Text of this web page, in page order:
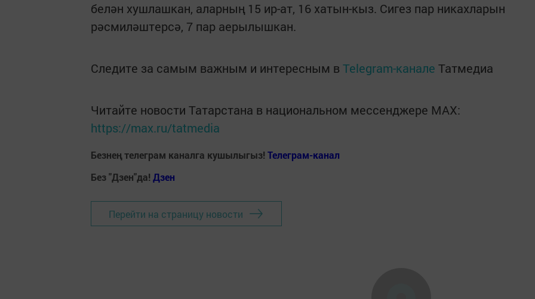
белән хушлашкан, аларның 15 ир-ат, 16 хатын-кыз. Сигез пар никахларын
рәсмиләштерсә, 7 пар аерылышкан.
Следите за самым важным и интересным в Telegram-канале Татмедиа
Читайте новости Татарстана в национальном мессенджере MАХ:
https://max.ru/tatmedia
Безнең телеграм каналга кушылыгыз! Телеграм-канал
Без "Дзен"да! Дзен
Перейти на страницу новости